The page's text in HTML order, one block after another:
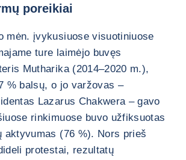
poreikiai
mėn. įvykusiuose visuotiniuose
ture laimėjo buvęs
Mutharika (2014–2020 m.),
% balsų, o jo varžovas –
Lazarus Chakwera – gavo
rinkimuose buvo užfiksuotas
aktyvumas (76 %). Nors prieš
protestai, rezultatų